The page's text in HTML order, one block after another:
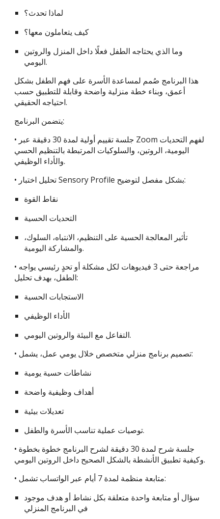
لماذا تحدث؟
كيف يتعاملون معها؟
وما الذي يحتاجه الطفل فعلًا داخل المنزل والروتين
اليومي.
هذا البرنامج صُمم لمساعدة الأسرة على فهم الطفل بشكل
أعمق، وبناء خطة منزلية واضحة وقابلة للتطبيق حسب
احتياجه الحقيقي.
يتضمن البرنامج:
• جلسة تقييم أولية لمدة 30 دقيقة عبر Zoom لفهم التحديات
اليومية، الروتين، والسلوكيات المرتبطة بالتنظيم الحسي
والأداء الوظيفي.
• تحليل اختبار Sensory Profile بشكل مفصل لتوضيح:
نقاط القوة
التحديات الحسية
تأثير المعالجة الحسية على التنظيم، الانتباه، السلوك،
والمشاركة اليومية.
• مراجعة حتى 3 فيديوهات لكل مشكلة أو تحدٍ رئيسي يواجه
الطفل، بهدف تحليل:
الاستجابات الحسية
الأداء الوظيفي
التفاعل مع البيئة والروتين اليومي.
• تصميم برنامج منزلي متخصص خلال يومي عمل، يشمل:
نشاطات حسية يومية
أهداف وظيفية واضحة
تعديلات بيئية
توصيات عملية تناسب الأسرة والطفل.
• جلسة شرح لمدة 30 دقيقة لشرح البرنامج خطوة بخطوة
وكيفية تطبيق الأنشطة بالشكل الصحيح داخل الروتين اليومي.
• متابعة منظمة لمدة 7 أيام عبر الواتساب تشمل:
سؤال أو متابعة واحدة متعلقة بكل نشاط أو هدف موجود
في البرنامج المنزلي